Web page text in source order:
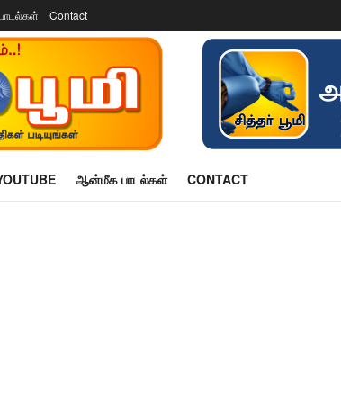
Contact
ஆன்மீக பாடல்கள் CONTACT